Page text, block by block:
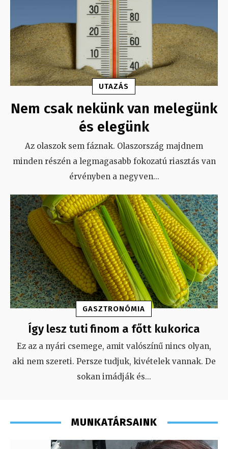
UTAZÁS
Nem csak nekünk van melegünk
és elegünk
Az olaszok sem fáznak. Olaszország majdnem
minden részén a legmagasabb fokozatú riasztás van
érvényben a negyven...
GASZTRONÓMIA
Így lesz tuti finom a főtt kukorica
Ez az a nyári csemege, amit valószínű nincs olyan,
aki nem szereti. Persze tudjuk, kivételek vannak. De
sokan imádják és...
MUNKATÁRSAINK